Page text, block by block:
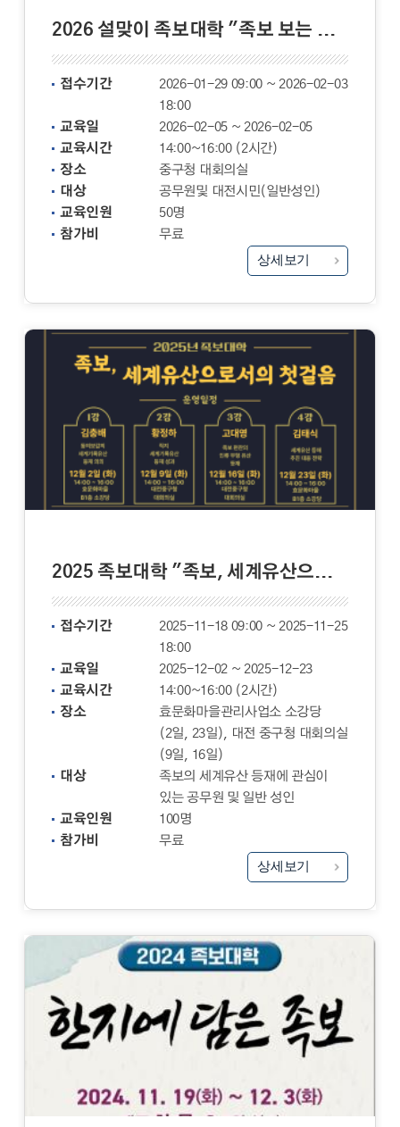
2026 설맞이 족보대학 "족보 보는 비법"
접수기간
2026-01-29 09:00 ~ 2026-02-03
18:00
교육일
2026-02-05 ~ 2026-02-05
교육시간
14:00~16:00 (2시간)
장소
중구청 대회의실
대상
공무원및 대전시민(일반성인)
교육인원
50명
참가비
무료
상세보기
2025 족보대학 "족보, 세계유산으로 첫 걸음"
접수기간
2025-11-18 09:00 ~ 2025-11-25
18:00
교육일
2025-12-02 ~ 2025-12-23
교육시간
14:00~16:00 (2시간)
장소
효문화마을관리사업소 소강당
(2일, 23일), 대전 중구청 대회의실
(9일, 16일)
대상
족보의 세계유산 등재에 관심이
있는 공무원 및 일반 성인
교육인원
100명
참가비
무료
상세보기